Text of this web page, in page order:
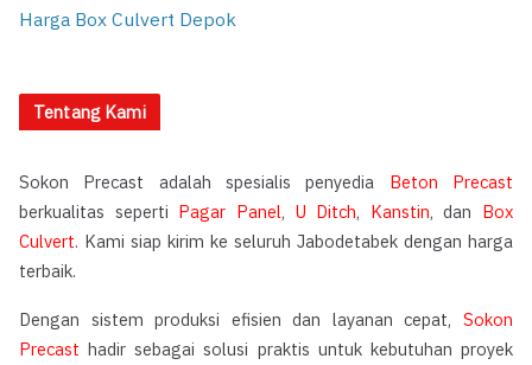
Harga Box Culvert Depok
Tentang Kami
Sokon Precast adalah spesialis penyedia Beton Precast
berkualitas seperti Pagar Panel, U Ditch, Kanstin, dan Box
Culvert. Kami siap kirim ke seluruh Jabodetabek dengan harga
terbaik.
Dengan sistem produksi efisien dan layanan cepat, Sokon
Precast hadir sebagai solusi praktis untuk kebutuhan proyek